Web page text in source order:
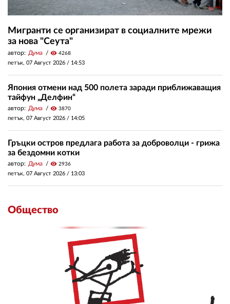
Мигранти се организират в социалните мрежи
за нова "Сеута"
автор: Дума visibility 4268
петък, 07 Август 2026 / 14:53
Япония отмени над 500 полета заради приближаващия
тайфун „Делфин“
автор: Дума visibility 3870
петък, 07 Август 2026 / 14:05
Гръцки остров предлага работа за доброволци - грижа
за бездомни котки
автор: Дума visibility 2936
петък, 07 Август 2026 / 13:03
Общество